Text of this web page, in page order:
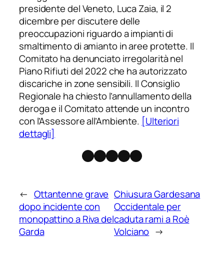
presidente del Veneto, Luca Zaia, il 2
dicembre per discutere delle
preoccupazioni riguardo a impianti di
smaltimento di amianto in aree protette. Il
Comitato ha denunciato irregolarità nel
Piano Rifiuti del 2022 che ha autorizzato
discariche in zone sensibili. Il Consiglio
Regionale ha chiesto l’annullamento della
deroga e il Comitato attende un incontro
con l’Assessore all’Ambiente. [Ulteriori
dettagli]
Facebook
Instagram
X Threads
Telegram
← Ottantenne grave
dopo incidente con
monopattino a Riva del
Garda
Chiusura Gardesana
Occidentale per
caduta rami a Roè
Volciano →